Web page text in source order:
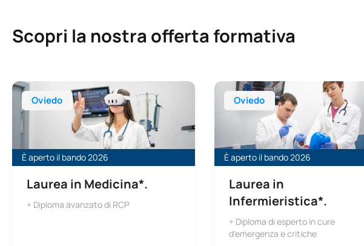
Scopri la nostra offerta formativa
Oviedo
È aperto il bando 2026
Laurea in Medicina*.
+ Diploma avanzato di RCP
Laurea in Medicina a Oviedo
Oviedo
È aperto il bando 2026
Laurea in
Infermieristica*.
+ Diploma di esperto in cure
d'emergenza e critiche
Laurea in Scienze infermieristiche